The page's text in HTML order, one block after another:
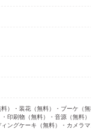
）・装花（無料）・ブーケ（
印刷物（無料）・音源（無料
ィングケーキ（無料）・カメラ